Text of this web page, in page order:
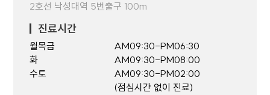
2호선 낙성대역 5번출구 100m
진료시간
월목금
화
수토
AM09:30-PM06:30
AM09:30-PM08:00
AM09:30-PM02:00
(점심시간 없이 진료)